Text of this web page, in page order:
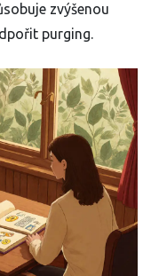
zvýšenou
purging.